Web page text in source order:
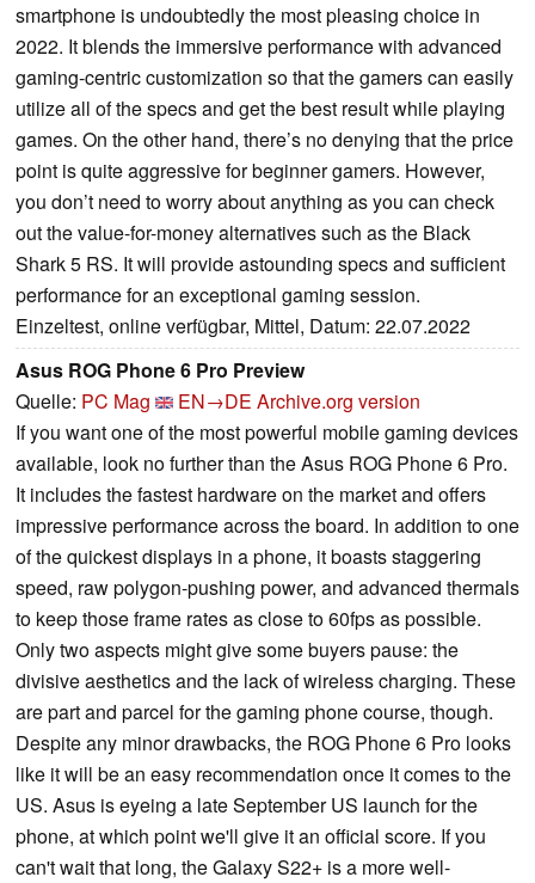
smartphone is undoubtedly the most pleasing choice in
2022. It blends the immersive performance with advanced
gaming-centric customization so that the gamers can easily
utilize all of the specs and get the best result while playing
games. On the other hand, there’s no denying that the price
point is quite aggressive for beginner gamers. However,
you don’t need to worry about anything as you can check
out the value-for-money alternatives such as the Black
Shark 5 RS. It will provide astounding specs and sufficient
performance for an exceptional gaming session.
Einzeltest, online verfügbar, Mittel, Datum: 22.07.2022
Asus ROG Phone 6 Pro Preview
Quelle: PC Mag EN→DE Archive.org version
If you want one of the most powerful mobile gaming devices
available, look no further than the Asus ROG Phone 6 Pro.
It includes the fastest hardware on the market and offers
impressive performance across the board. In addition to one
of the quickest displays in a phone, it boasts staggering
speed, raw polygon-pushing power, and advanced thermals
to keep those frame rates as close to 60fps as possible.
Only two aspects might give some buyers pause: the
divisive aesthetics and the lack of wireless charging. These
are part and parcel for the gaming phone course, though.
Despite any minor drawbacks, the ROG Phone 6 Pro looks
like it will be an easy recommendation once it comes to the
US. Asus is eyeing a late September US launch for the
phone, at which point we'll give it an official score. If you
can't wait that long, the Galaxy S22+ is a more well-